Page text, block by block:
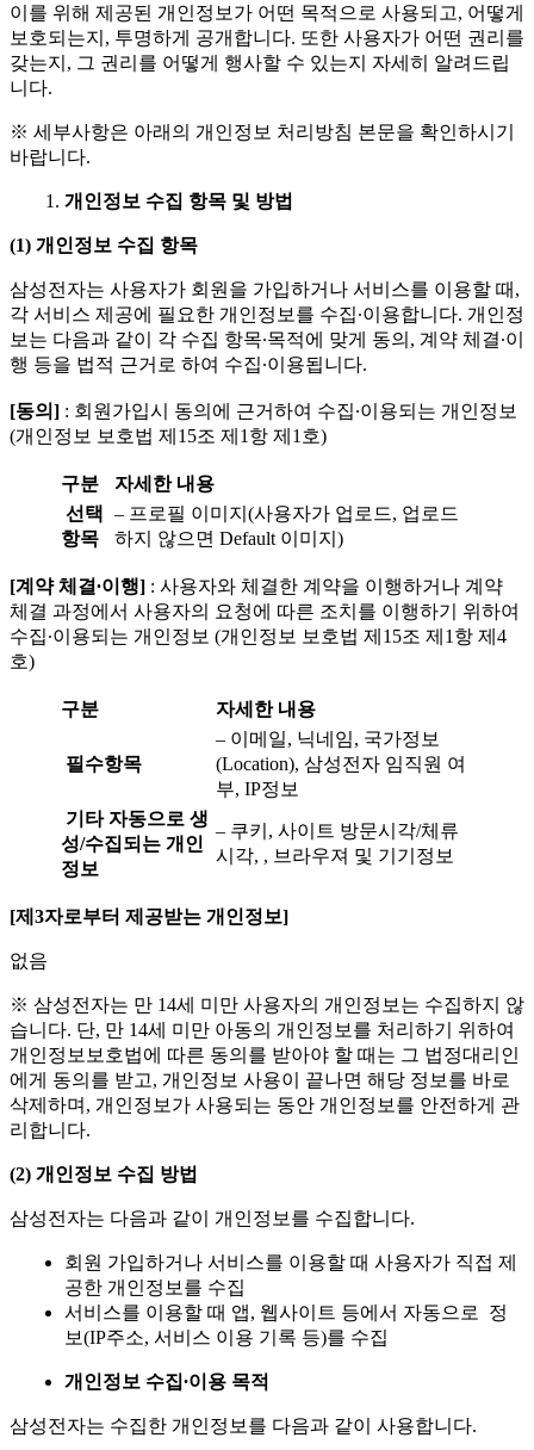
이를 위해 제공된 개인정보가 어떤 목적으로 사용되고, 어떻게
보호되는지, 투명하게 공개합니다. 또한 사용자가 어떤 권리를
갖는지, 그 권리를 어떻게 행사할 수 있는지 자세히 알려드립
니다.
※ 세부사항은 아래의 개인정보 처리방침 본문을 확인하시기
바랍니다.
개인정보 수집 항목 및 방법
(1) 개인정보 수집 항목
삼성전자는 사용자가 회원을 가입하거나 서비스를 이용할 때,
각 서비스 제공에 필요한 개인정보를 수집∙이용합니다. 개인정
보는 다음과 같이 각 수집 항목∙목적에 맞게 동의, 계약 체결∙이
행 등을 법적 근거로 하여 수집∙이용됩니다.
[동의 ] : 회원가입시 동의에 근거하여 수집∙이용되는 개인정보
(개인정보 보호법 제15조 제1항 제1호)
구분
자세한 내용
선택
항목
– 프로필 이미지(사용자가 업로드, 업로드
하지 않으면 Default 이미지)
[계약 체결∙이행] : 사용자와 체결한 계약을 이행하거나 계약
체결 과정에서 사용자의 요청에 따른 조치를 이행하기 위하여
수집∙이용되는 개인정보 (개인정보 보호법 제15조 제1항 제4
호)
구분 자세한 내용
필수항목
– 이메일, 닉네임, 국가정보
(Location), 삼성전자 임직원 여
부, IP정보
기타 자동으로 생
성/수집되는 개인
정보
– 쿠키, 사이트 방문시각/체류
시각, , 브라우져 및 기기정보
[제 3자로부터 제공받는 개인정보]
없음
※ 삼성전자는 만 14세 미만 사용자의 개인정보는 수집하지 않
습니다. 단, 만 14세 미만 아동의 개인정보를 처리하기 위하여
개인정보보호법에 따른 동의를 받아야 할 때는 그 법정대리인
에게 동의를 받고, 개인정보 사용이 끝나면 해당 정보를 바로
삭제하며, 개인정보가 사용되는 동안 개인정보를 안전하게 관
리합니다.
(2) 개인정보 수집 방법
삼성전자는 다음과 같이 개인정보를 수집합니다.
회원 가입하거나 서비스를 이용할 때 사용자가 직접 제
공한 개인정보를 수집
서비스를 이용할 때 앱, 웹사이트 등에서 자동으로 정
보(IP주소, 서비스 이용 기록 등)를 수집
개인정보 수집∙이용 목적
삼성전자는 수집한 개인정보를 다음과 같이 사용합니다.